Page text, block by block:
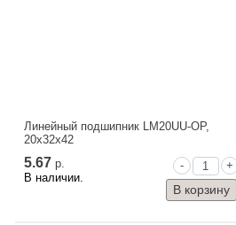
Линейный подшипник LM20UU-OP,
20x32x42
5.67 р.
В наличии.
- +